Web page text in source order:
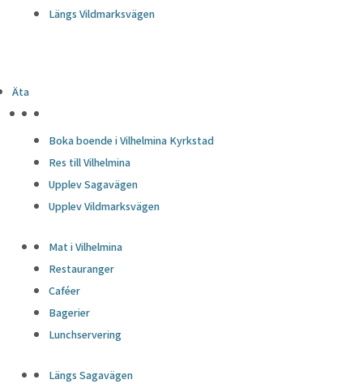
Längs Vildmarksvägen
Äta
Boka boende i Vilhelmina Kyrkstad
Res till Vilhelmina
Upplev Sagavägen
Upplev Vildmarksvägen
Mat i Vilhelmina
Restauranger
Caféer
Bagerier
Lunchservering
Längs Sagavägen